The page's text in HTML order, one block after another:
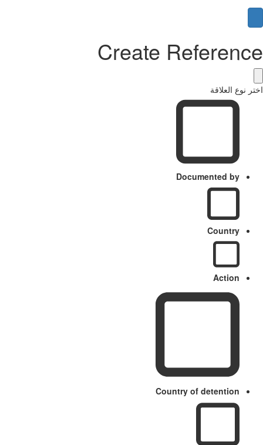
Create
نوع العلاقة
Documented by
Country
Action
Country of detention